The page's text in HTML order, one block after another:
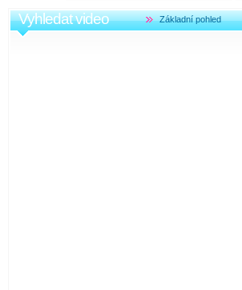
Vyhledat video Základní pohled